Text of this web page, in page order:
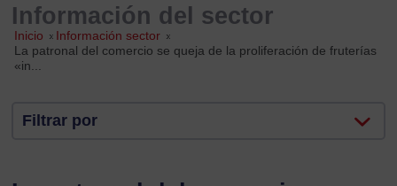
Información del sector
Inicio » Información sector »
La patronal del comercio se queja de la proliferación de fruterías
«in...
Filtrar por